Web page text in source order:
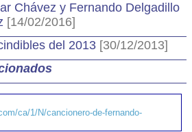
Chávez y Fernando Delgadillo
[14/02/2016]
del 2013 [30/12/2013]
ca/1/N/cancionero-de-fernando-